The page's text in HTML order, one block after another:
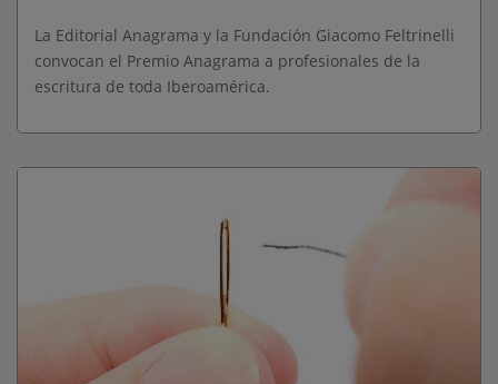
La Editorial Anagrama y la Fundación Giacomo Feltrinelli
convocan el Premio Anagrama a profesionales de la
escritura de toda Iberoamérica.